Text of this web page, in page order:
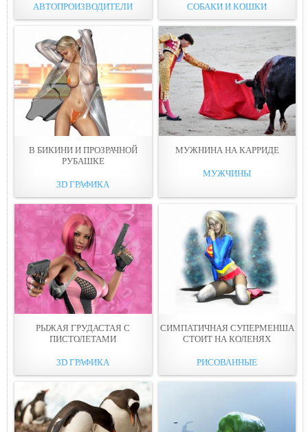
АВТОПРОИЗВОДИТЕЛИ СОБАКИ И КОШКИ
В БИКИНИ И ПРОЗРАЧНОЙ
РУБАШКЕ
3D ГРАФИКА
МУЖНИНА НА КАРРИДЕ
МУЖЧИНЫ
РЫЖАЯ ГРУДАСТАЯ С
ПИСТОЛЕТАМИ
3D ГРАФИКА
СИМПАТИЧНАЯ СУПЕРМЕНША
СТОИТ НА КОЛЕНЯХ
РИСОВАННЫЕ